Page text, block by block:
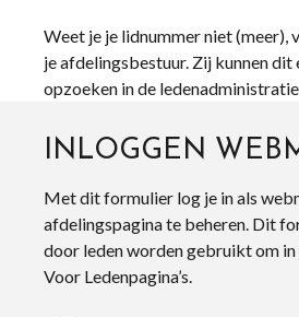
Weet je je lidnummer niet (meer),
je afdelingsbestuur. Zij kunnen dit
opzoeken in de
INLOGGEN
Met dit formulier log je in als
afdelingspagina te beheren. Dit
door leden worden gebruikt om
Voor Ledenpagina’s.